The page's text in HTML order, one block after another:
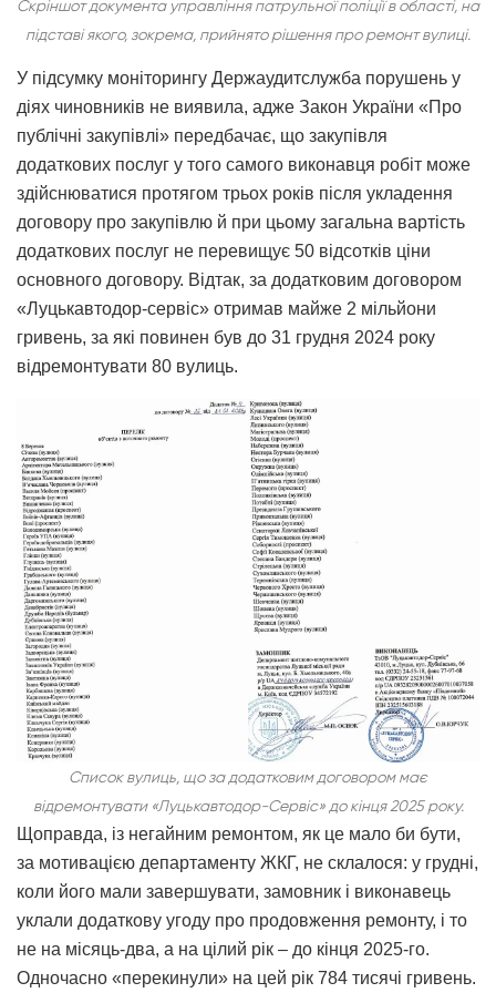
Скріншот документа управління патрульної поліції в області, на
підставі якого, зокрема, прийнято рішення про ремонт вулиці.
У підсумку моніторингу Держаудитслужба порушень у
діях чиновників не виявила, адже Закон України «Про
публічні закупівлі» передбачає, що закупівля
додаткових послуг у того самого виконавця робіт може
здійснюватися протягом трьох років після укладення
договору про закупівлю й при цьому загальна вартість
додаткових послуг не перевищує 50 відсотків ціни
основного договору. Відтак, за додатковим договором
«Луцькавтодор-сервіс» отримав майже 2 мільйони
гривень, за які повинен був до 31 грудня 2024 року
відремонтувати 80 вулиць.
Список вулиць, що за додатковим договором має
відремонтувати «Луцькавтодор-Сервіс» до кінця 2025 року.
Щоправда, із негайним ремонтом, як це мало би бути,
за мотивацією департаменту ЖКГ, не склалося: у грудні,
коли його мали завершувати, замовник і виконавець
уклали додаткову угоду про продовження ремонту, і то
не на місяць-два, а на цілий рік – до кінця 2025-го.
Одночасно «перекинули» на цей рік 784 тисячі гривень.